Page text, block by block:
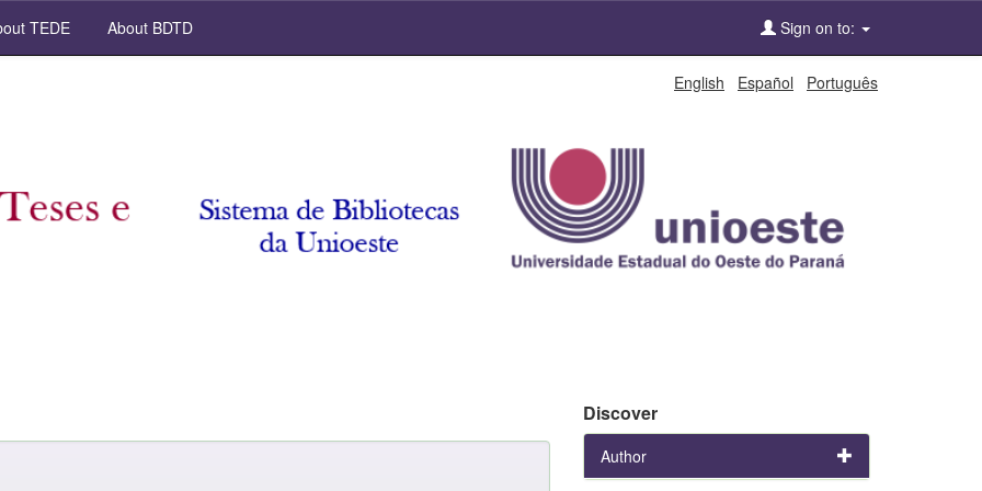
TEDE About BDTD Sign on to:
English Español Português
Discover
Author